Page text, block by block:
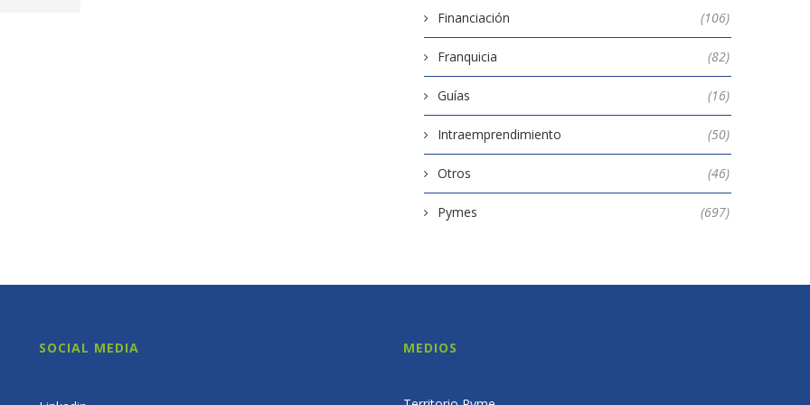
Financiación (106)
Franquicia (82)
Guías (16)
Intraemprendimiento (50)
Otros (46)
Pymes (697)
SOCIAL MEDIA MEDIOS